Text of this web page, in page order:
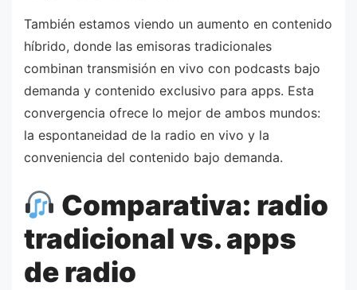
También estamos viendo un aumento en contenido
híbrido, donde las emisoras tradicionales
combinan transmisión en vivo con podcasts bajo
demanda y contenido exclusivo para apps. Esta
convergencia ofrece lo mejor de ambos mundos:
la espontaneidad de la radio en vivo y la
conveniencia del contenido bajo demanda.
Comparativa: radio
tradicional vs. apps
de radio